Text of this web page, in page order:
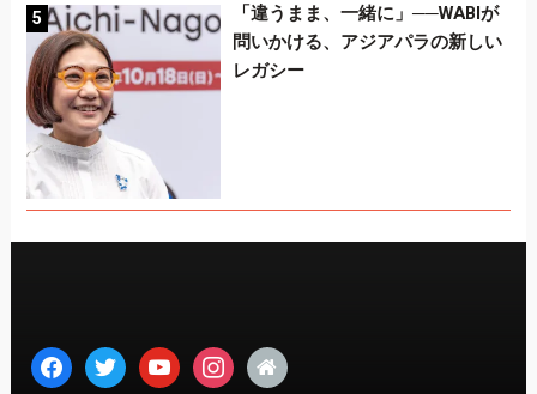
「違うまま、一緒に」──WABIが
問いかける、アジアパラの新しい
レガシー
facebooktwitter youtubeinstagram
home